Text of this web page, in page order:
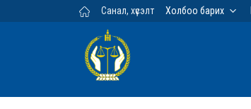
Үндсэн агуулга руу шилжих
Санал, хүсэлт Холбоо барих